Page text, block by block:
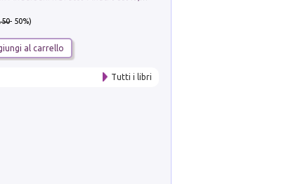
- 50%)
al carrello
Tutti i libri